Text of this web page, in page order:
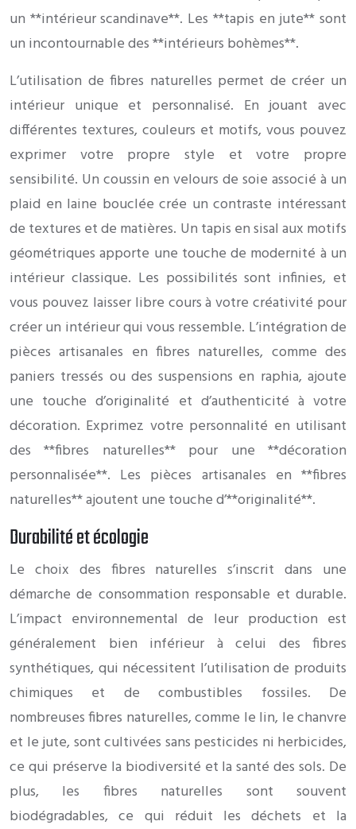
un **intérieur scandinave**. Les **tapis en jute** sont
un incontournable des **intérieurs bohèmes**.
L’utilisation de fibres naturelles permet de créer un
intérieur unique et personnalisé. En jouant avec
différentes textures, couleurs et motifs, vous pouvez
exprimer votre propre style et votre propre
sensibilité. Un coussin en velours de soie associé à un
plaid en laine bouclée crée un contraste intéressant
de textures et de matières. Un tapis en sisal aux motifs
géométriques apporte une touche de modernité à un
intérieur classique. Les possibilités sont infinies, et
vous pouvez laisser libre cours à votre créativité pour
créer un intérieur qui vous ressemble. L’intégration de
pièces artisanales en fibres naturelles, comme des
paniers tressés ou des suspensions en raphia, ajoute
une touche d’originalité et d’authenticité à votre
décoration. Exprimez votre personnalité en utilisant
des **fibres naturelles** pour une **décoration
personnalisée**. Les pièces artisanales en **fibres
naturelles** ajoutent une touche d’**originalité**.
Durabilité et écologie
Le choix des fibres naturelles s’inscrit dans une
démarche de consommation responsable et durable.
L’impact environnemental de leur production est
généralement bien inférieur à celui des fibres
synthétiques, qui nécessitent l’utilisation de produits
chimiques et de combustibles fossiles. De
nombreuses fibres naturelles, comme le lin, le chanvre
et le jute, sont cultivées sans pesticides ni herbicides,
ce qui préserve la biodiversité et la santé des sols. De
plus, les fibres naturelles sont souvent
biodégradables, ce qui réduit les déchets et la